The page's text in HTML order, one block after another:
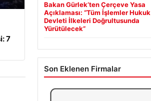
7
Bakan Gürlek’ten Çerçeve Yasa
Açıklaması: “Tüm İşlemler Hukuk
Devleti İlkeleri Doğrultusunda
Yürütülecek”
Son Eklenen Firmalar